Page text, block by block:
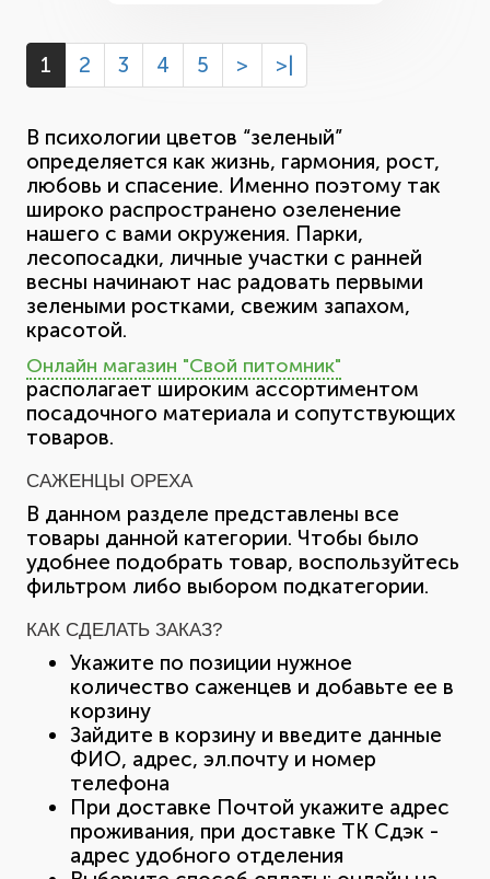
1 2 3 4 5 > >|
В психологии цветов “зеленый”
определяется как жизнь, гармония, рост,
любовь и спасение. Именно поэтому так
широко распространено озеленение
нашего с вами окружения. Парки,
лесопосадки, личные участки с ранней
весны начинают нас радовать первыми
зелеными ростками, свежим запахом,
красотой.
Онлайн магазин "Свой питомник"
располагает широким ассортиментом
посадочного материала и сопутствующих
товаров.
САЖЕНЦЫ ОРЕХА
В данном разделе представлены все
товары данной категории. Чтобы было
удобнее подобрать товар, воспользуйтесь
фильтром либо выбором подкатегории.
КАК СДЕЛАТЬ ЗАКАЗ?
Укажите по позиции нужное
количество саженцев и добавьте ее в
корзину
Зайдите в корзину и введите данные
ФИО, адрес, эл.почту и номер
телефона
При доставке Почтой укажите адрес
проживания, при доставке ТК Сдэк -
адрес удобного отделения